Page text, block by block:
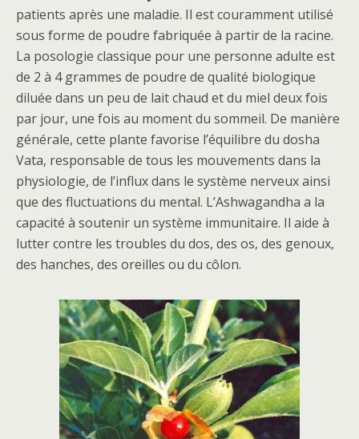
patients après une maladie. Il est couramment utilisé
sous forme de poudre fabriquée à partir de la racine.
La posologie classique pour une personne adulte est
de 2 à 4 grammes de poudre de qualité biologique
diluée dans un peu de lait chaud et du miel deux fois
par jour, une fois au moment du sommeil. De manière
générale, cette plante favorise l’équilibre du dosha
Vata, responsable de tous les mouvements dans la
physiologie, de l’influx dans le système nerveux ainsi
que des fluctuations du mental. L’Ashwagandha a la
capacité à soutenir un système immunitaire. Il aide à
lutter contre les troubles du dos, des os, des genoux,
des hanches, des oreilles ou du côlon.